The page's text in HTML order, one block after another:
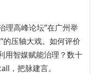
高峰论坛”在广州举
的压轴大戏。如何评价
用智媒赋能治理？数十
，把脉建言。